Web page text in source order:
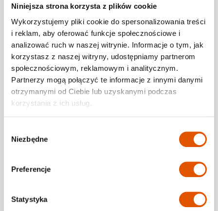
Niniejsza strona korzysta z plików cookie
Wykorzystujemy pliki cookie do spersonalizowania treści
i reklam, aby oferować funkcje społecznościowe i
analizować ruch w naszej witrynie. Informacje o tym, jak
korzystasz z naszej witryny, udostępniamy partnerom
społecznościowym, reklamowym i analitycznym.
Partnerzy mogą połączyć te informacje z innymi danymi
otrzymanymi od Ciebie lub uzyskanymi podczas
korzystania z ich usług.
zgody
Niezbędne
Preferencje
Statystyka
XS S M L XL
Dostępne16z32boksów
Sprawdź ceny
Häufig gestellte Fragen:
Wie kann ich einen Lagerraum buchen?
Kann ich den Lagerraum vorher
Wie finde ich den passenden Lagerraum